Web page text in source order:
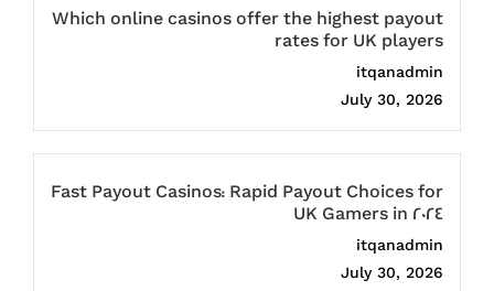
Which online casinos offer the highest payout
rates for UK players
itqanadmin
July 30, 2026
Fast Payout Casinos: Rapid Payout Choices for
UK Gamers in 2024
itqanadmin
July 30, 2026